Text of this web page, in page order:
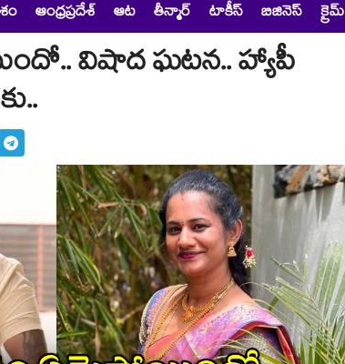
ఆంధ్రప్రదేశ్ ఆట తీన్మార్ టాకీస్ బిజినెస్ క్రైమ్
విషాద ఘటన.. హ్యాపీ